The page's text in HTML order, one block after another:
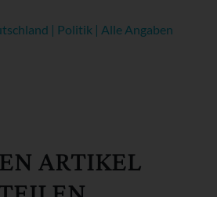
| Politik | Alle Angaben
ARTIKEL